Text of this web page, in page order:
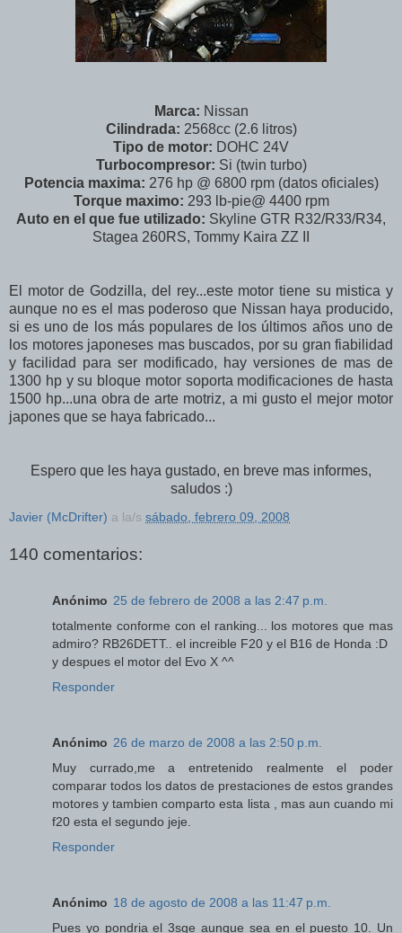
Marca: Nissan
Cilindrada: 2568cc (2.6 litros)
Tipo de motor: DOHC 24V
Turbocompresor: Si (twin turbo)
Potencia maxima: 276 hp @ 6800 rpm (datos oficiales)
Torque maximo: 293 lb-pie@ 4400 rpm
Auto en el que fue utilizado: Skyline GTR R32/R33/R34,
Stagea 260RS, Tommy Kaira ZZ II
El motor de Godzilla, del rey...este motor tiene su mistica y
aunque no es el mas poderoso que Nissan haya producido,
si es uno de los más populares de los últimos años uno de
los motores japoneses mas buscados, por su gran fiabilidad
y facilidad para ser modificado, hay versiones de mas de
1300 hp y su bloque motor soporta modificaciones de hasta
1500 hp...una obra de arte motriz, a mi gusto el mejor motor
japones que se haya fabricado...
Espero que les haya gustado, en breve mas informes,
saludos :)
Javier (McDrifter) a la/s sábado, febrero 09, 2008
140 comentarios:
Anónimo 25 de febrero de 2008 a las 2:47 p.m.
totalmente conforme con el ranking... los motores que mas
admiro? RB26DETT.. el increible F20 y el B16 de Honda :D
y despues el motor del Evo X ^^
Responder
Anónimo 26 de marzo de 2008 a las 2:50 p.m.
Muy currado,me a entretenido realmente el poder
comparar todos los datos de prestaciones de estos grandes
motores y tambien comparto esta lista , mas aun cuando mi
f20 esta el segundo jeje.
Responder
Anónimo 18 de agosto de 2008 a las 11:47 p.m.
Pues yo pondria el 3sge aunque sea en el puesto 10. Un